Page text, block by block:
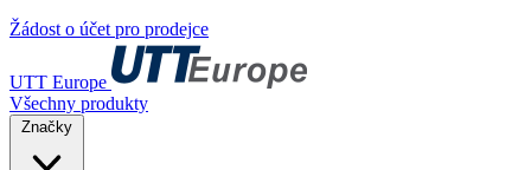
Žádost o účet pro prodejce
UTT Europe
Všechny produkty
Značky